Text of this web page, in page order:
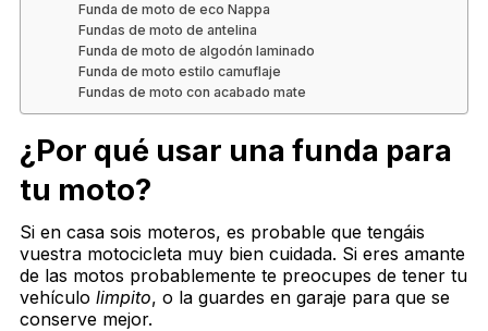
Funda de moto de eco Nappa
Fundas de moto de antelina
Funda de moto de algodón laminado
Funda de moto estilo camuflaje
Fundas de moto con acabado mate
¿Por qué usar una funda para
tu moto?
Si en casa sois moteros, es probable que tengáis
vuestra motocicleta muy bien cuidada. Si eres amante
de las motos probablemente te preocupes de tener tu
vehículo limpito, o la guardes en garaje para que se
conserve mejor.